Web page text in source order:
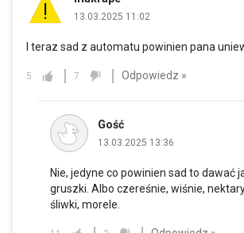
13.03.2025 11:02
I teraz sad z automatu powinien pana
5 7 Odpowiedz »
Gość
13.03.2025 13:36
Nie, jedyne co powinien sad to dawać
gruszki. Albo czereśnie, wiśnie,
śliwki, morele.